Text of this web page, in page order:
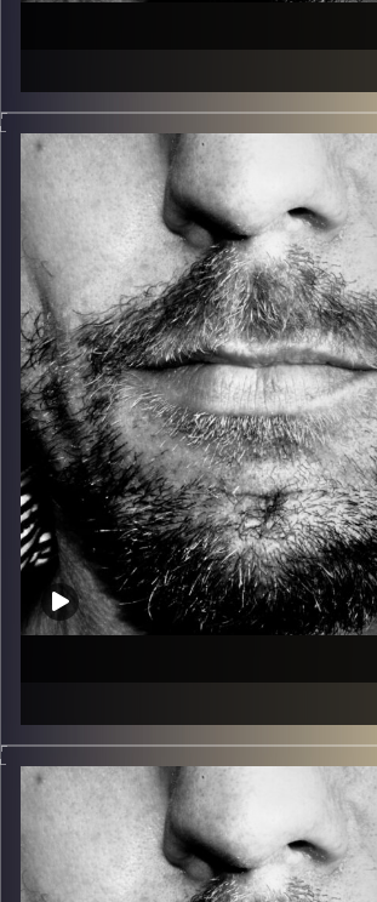
של הופעות חיות. הרבה ג'אם, רוק,
בלוז, bluegrass, ג'אז, Fאנק, פרוגרסיב ואפילו אלקטרוניקה.
David
של הופעות חיות. הרבה ג'אם, רוק,
בלוז, bluegrass, ג'אז, Fאנק, פרוגרסיב ואפילו אלקטרוניקה.
David